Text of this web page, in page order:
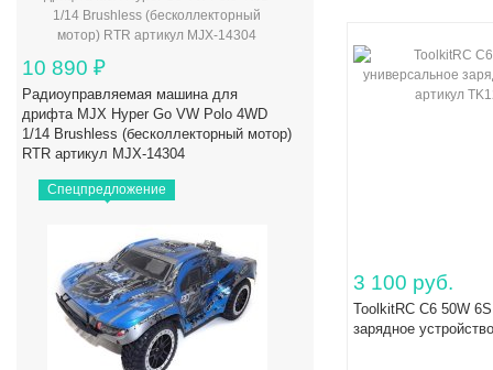
10 890 ₽
Радиоуправляемая машина для
дрифта MJX Hyper Go VW Polo 4WD
1/14 Brushless (бесколлекторный мотор)
RTR артикул MJX-14304
Спецпредложение
3 100 руб.
ToolkitRC C6 50W
зарядное